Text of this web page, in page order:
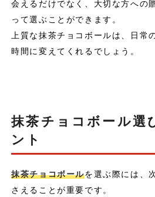
会えるだけでなく、大切な方への
って選ぶことができます。
上質な抹茶チョコボールは、日常
時間に変えてくれるでしょう。
抹茶チョコボール選
ント
抹茶チョコボールを選ぶ際には、
さえることが重要です。